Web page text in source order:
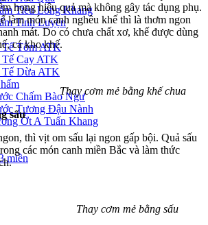
Tiều Long Khang
Tinh Luyện
Tế Tôm ATK
Tế Cay ATK
Tế Dừa ATK
Chấm Bào Ngư
Tương Đậu Nành
Ớt A Tuấn Khang
miền
họng hiệu quả mà không gây tác dụng phụ.
làm món canh nghêu khế thì là thơm ngon
mát. Do có chưa chất xơ, khế được dùng
cá kho khế.
mẻ bằng khế chua
sấu
thì vịt om sấu lại ngon gấp bội. Quả sấu
các món canh miền Bắc và làm thức
mẻ bằng sấu